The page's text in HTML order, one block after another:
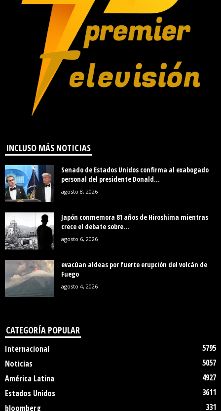
INCLUSO MÁS NOTICIAS
Senado de Estados Unidos confirma al exabogado
personal del presidente Donald...
agosto 8, 2026
Japón conmemora 81 años de Hiroshima mientras
crece el debate sobre...
agosto 6, 2026
evacúan aldeas por fuerte erupción del volcán de
Fuego
agosto 4, 2026
CATEGORÍA POPULAR
Internacional
5795
Noticias
5057
América Latina
4927
Estados Unidos
3611
bloomberg
331